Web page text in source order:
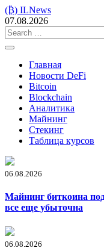
Skip
to
content
(₿) ILNews
07.08.2026
Search
for:
Главная
Новости DeFi
Bitcoin
Blockchain
Аналитика
Майнинг
Стекинг
Таблица курсов
06.08.2026
Майнинг биткоина
все еще убыточна
06.08.2026